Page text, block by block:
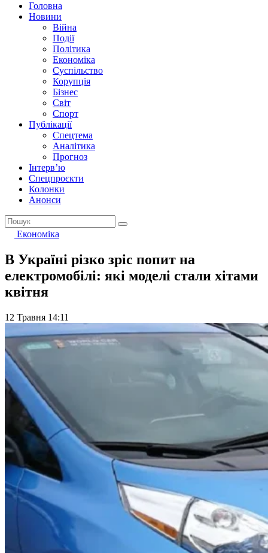
Головна
Новини
Війна
Події
Політика
Економіка
Суспільство
Корупція
Бізнес
Світ
Спорт
Публікації
Спецтема
Аналітика
Прогноз
Інтерв’ю
Спецпроєкти
Колонки
Анонси
Економіка
В Україні різко зріс попит на
електромобілі: які моделі стали хітами
квітня
12 Травня 14:11